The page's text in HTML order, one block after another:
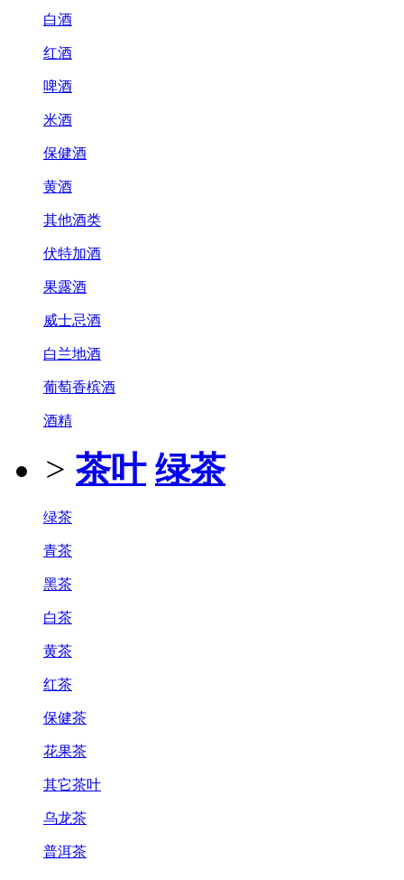
白酒
红酒
啤酒
米酒
保健酒
黄酒
其他酒类
伏特加酒
果露酒
威士忌酒
白兰地酒
葡萄香槟酒
酒精
> 茶叶 绿茶
绿茶
青茶
黑茶
白茶
黄茶
红茶
保健茶
花果茶
其它茶叶
乌龙茶
普洱茶